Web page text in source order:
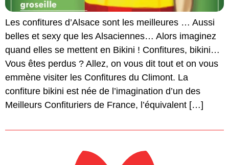
Les confitures d’Alsace sont les meilleures … Aussi
belles et sexy que les Alsaciennes… Alors imaginez
quand elles se mettent en Bikini ! Confitures, bikini…
Vous êtes perdus ? Allez, on vous dit tout et on vous
emmène visiter les Confitures du Climont. La
confiture bikini est née de l’imagination d’un des
Meilleurs Confituriers de France, l’équivalent […]